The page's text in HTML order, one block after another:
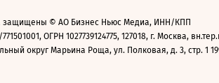
защищены © АО Бизнес Ньюс Медиа, ИНН/КПП
771501001, ОГРН 1027739124775, 127018, г. Москва,
округ Марьина Роща, ул. Полковая, д. 3, стр. 1